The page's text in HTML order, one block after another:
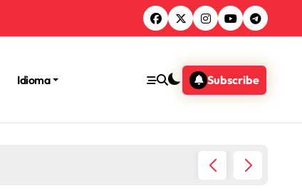
Idioma Subscribe